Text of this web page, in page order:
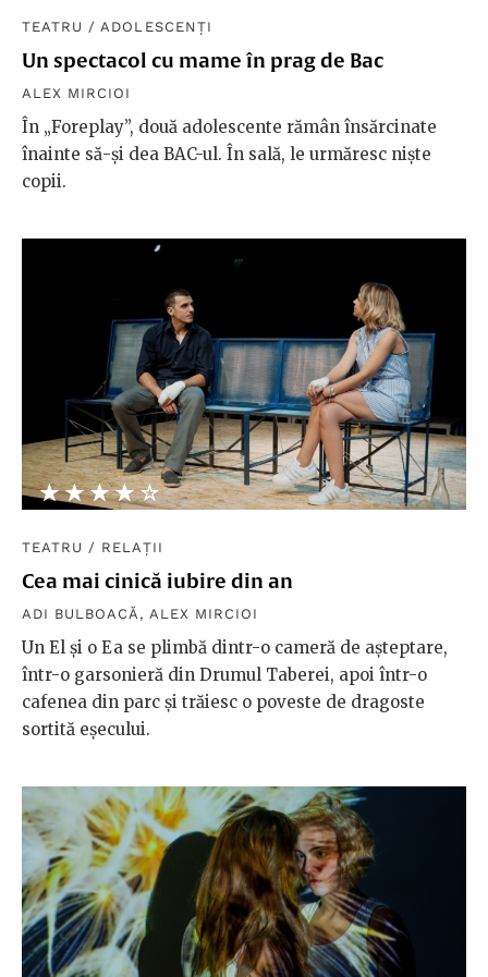
TEATRU / ADOLESCENȚI
Un spectacol cu mame în prag de Bac
ALEX MIRCIOI
În „Foreplay”, două adolescente rămân însărcinate
înainte să-şi dea BAC-ul. În sală, le urmăresc nişte
copii.
★★★★★
☆☆☆☆☆
TEATRU / RELAȚII
Cea mai cinică iubire din an
ADI BULBOACĂ , ALEX MIRCIOI
Un El şi o Ea se plimbă dintr-o cameră de așteptare,
într-o garsonieră din Drumul Taberei, apoi într-o
cafenea din parc şi trăiesc o poveste de dragoste
sortită eşecului.